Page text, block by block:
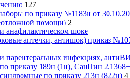
127
по приказу №1183н от
помощи) 2
анафилактическом шоке
аптечки, антишок) приказ
парентеральных инфекциях,
приказу 189н (1н), СанПин
по приказу 213н (822н) 4